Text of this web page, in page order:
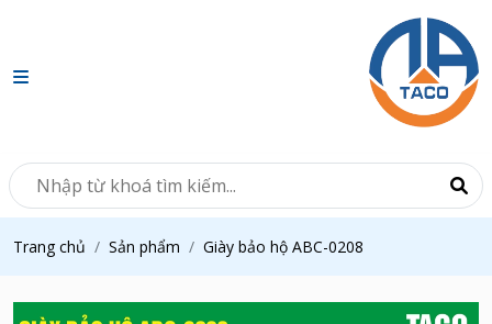
Trang chủ Sản phẩm Giày bảo hộ ABC-0208